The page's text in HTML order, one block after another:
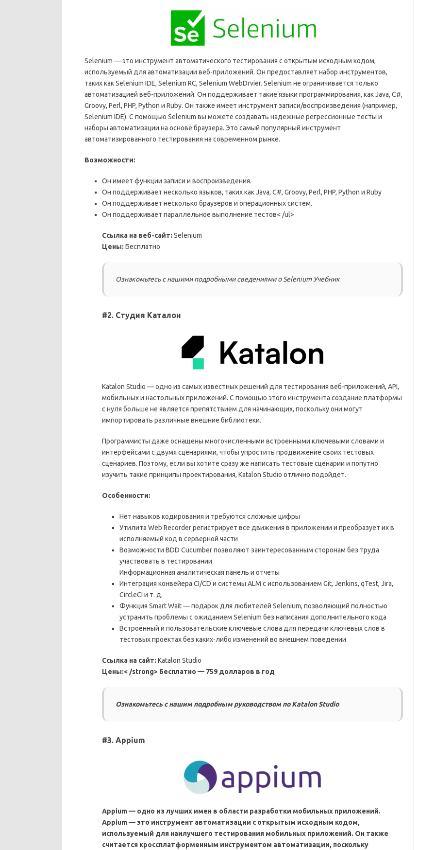
Selenium — это инструмент автоматического тестирования с открытым исходным кодом,
используемый для автоматизации веб-приложений. Он предоставляет набор инструментов,
таких как Selenium IDE, Selenium RC, Selenium WebDrvier. Selenium не ограничивается только
автоматизацией веб-приложений. Он поддерживает такие языки программирования, как Java, C#,
Groovy, Perl, PHP, Python и Ruby. Он также имеет инструмент записи/воспроизведения (например,
Selenium IDE). С помощью Selenium вы можете создавать надежные регрессионные тесты и
наборы автоматизации на основе браузера. Это самый популярный инструмент
автоматизированного тестирования на современном рынке.
Возможности:
Он имеет функции записи и воспроизведения.
Он поддерживает несколько языков, таких как Java, C#, Groovy, Perl, PHP, Python и Ruby
Он поддерживает несколько браузеров и операционных систем.
Он поддерживает параллельное выполнение тестов< /ul>
Ссылка на веб-сайт: Selenium
Цены: Бесплатно
Ознакомьтесь с нашими подробными сведениями о Selenium Учебник
#2. Студия Каталон
Katalon Studio — одно из самых известных решений для тестирования веб-приложений, API,
мобильных и настольных приложений. С помощью этого инструмента создание платформы
с нуля больше не является препятствием для начинающих, поскольку они могут
импортировать различные внешние библиотеки.
Программисты даже оснащены многочисленными встроенными ключевыми словами и
интерфейсами с двумя сценариями, чтобы упростить продвижение своих тестовых
сценариев. Поэтому, если вы хотите сразу же написать тестовые сценарии и попутно
изучить такие принципы проектирования, Katalon Studio отлично подойдет.
Особенности:
Нет навыков кодирования и требуются сложные цифры
Утилита Web Recorder регистрирует все движения в приложении и преобразует их в
исполняемый код в серверной части
Возможности BDD Cucumber позволяют заинтересованным сторонам без труда
участвовать в тестировании
Информационная аналитическая панель и отчеты
Интеграция конвейера CI/CD и системы ALM с использованием Git, Jenkins, qTest, Jira,
CircleCI и т. д.
Функция Smart Wait — подарок для любителей Selenium, позволяющий полностью
устранить проблемы с ожиданием Selenium без написания дополнительного кода
Встроенный и пользовательские ключевые слова для передачи ключевых слов в
тестовых проектах без каких-либо изменений во внешнем поведении
Ссылка на сайт: Katalon Studio
Цены:< /strong> Бесплатно — 759 долларов в год
Ознакомьтесь с нашим подробным руководством по Katalon Studio
#3. Appium
Appium — одно из лучших имен в области разработки мобильных приложений.
Appium — это инструмент автоматизации с открытым исходным кодом,
используемый для наилучшего тестирования мобильных приложений. Он также
считается кроссплатформенным инструментом автоматизации, поскольку